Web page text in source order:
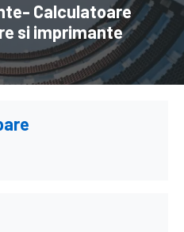
Calculatoare
si imprimante